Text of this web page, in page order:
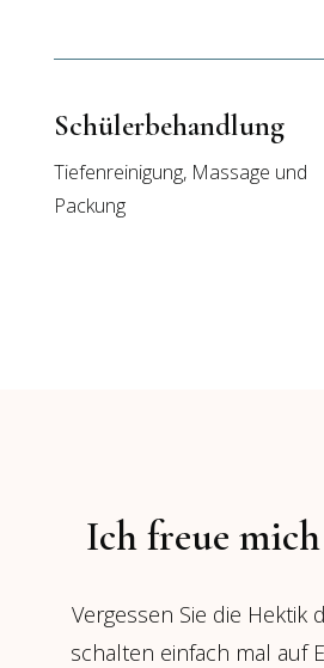
Schülerbehandlung
Tiefenreinigung, Massage und
Packung
Ich freue
Vergessen Sie die Hektik
schalten einfach mal auf